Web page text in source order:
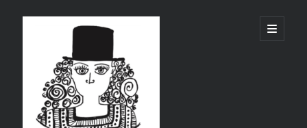
öppna
primär